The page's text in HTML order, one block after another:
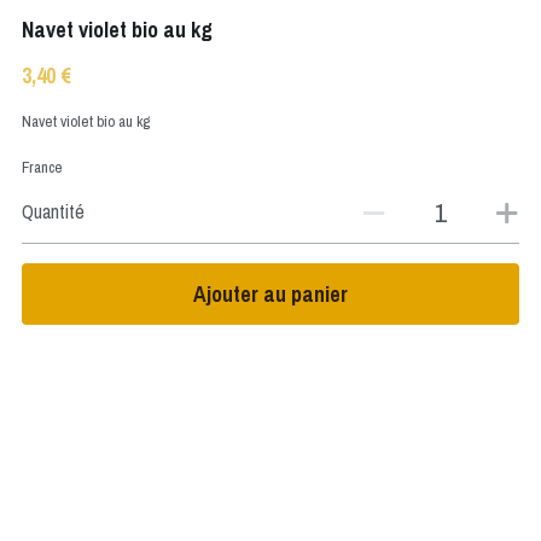
Navet violet bio au kg
3,40 €
Navet violet bio au kg
France
Quantité
Ajouter au panier